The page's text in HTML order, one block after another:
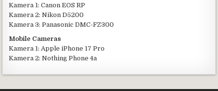
Kamera 1: Canon EOS RP
Kamera 2: Nikon D5200
Kamera 3: Panasonic DMC-FZ300
Mobile Cameras
Kamera 1: Apple iPhone 17 Pro
Kamera 2: Nothing Phone 4a